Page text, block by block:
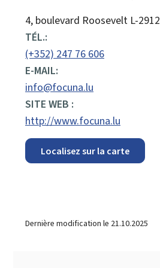
ADRESSE
:
4, boulevard Roosevelt L-2912
TÉL.:
(+352) 247 76 606
E-MAIL:
info@focuna.lu
SITE WEB :
http://www.focuna.lu
Localisez sur la carte
Dernière modification le 21.10.2025